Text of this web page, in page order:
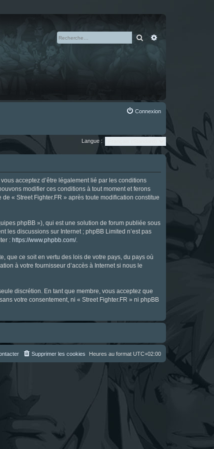
Rechercher
Connexion
Langue :
acceptez d’être légalement lié par les conditions
modifier ces conditions à tout moment et ferons
« Street Fighter.FR » après toute modification constitue
phpBB »), qui est une solution de forum publiée sous
les discussions sur Internet ; phpBB Limited n’est pas
: https://www.phpbb.com/.
que ce soit en vertu des lois de votre pays, du pays où
à votre fournisseur d’accès à Internet si nous le
discrétion. En tant que membre, vous acceptez que
votre consentement, ni « Street Fighter.FR » ni phpBB
Heures au format UTC+02:00
Supprimer les cookies